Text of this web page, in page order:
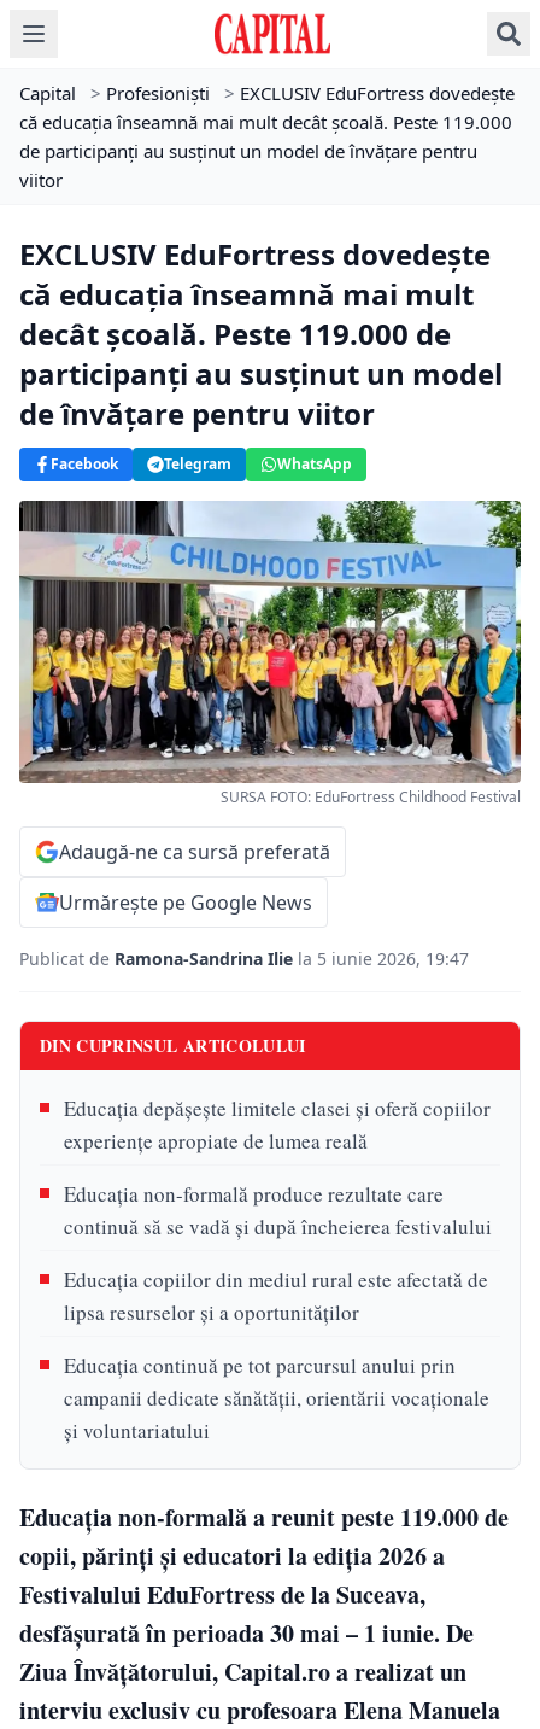
Capital > Profesioniști > EXCLUSIV EduFortress dovedește
că educația înseamnă mai mult decât școală. Peste 119.000
de participanți au susținut un model de învățare pentru
viitor
EXCLUSIV EduFortress dovedește
că educația înseamnă mai mult
decât școală. Peste 119.000 de
participanți au susținut un model
de învățare pentru viitor
Facebook Telegram WhatsApp
SURSA FOTO: EduFortress Childhood Festival
Adaugă-ne ca sursă preferată
Urmărește pe Google News
Publicat de Ramona-Sandrina Ilie la 5 iunie 2026, 19:47
DIN CUPRINSUL ARTICOLULUI
Educația depășește limitele clasei și oferă copiilor
experiențe apropiate de lumea reală
Educația non-formală produce rezultate care
continuă să se vadă și după încheierea festivalului
Educația copiilor din mediul rural este afectată de
lipsa resurselor și a oportunităților
Educația continuă pe tot parcursul anului prin
campanii dedicate sănătății, orientării vocaționale
și voluntariatului
Educația non-formală a reunit peste 119.000 de
copii, părinți și educatori la ediția 2026 a
Festivalului EduFortress de la Suceava,
desfășurată în perioada 30 mai – 1 iunie. De
Ziua Învățătorului, Capital.ro a realizat un
interviu exclusiv cu profesoara Elena Manuela